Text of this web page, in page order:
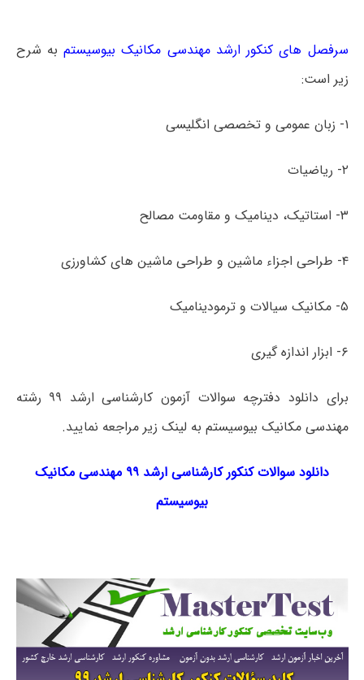
سرفصل های کنکور ارشد مهندسی مکانیک بیوسیستم به شرح
زیر است:
۱- زبان عمومی و تخصصی انگلیسی
۲- ریاضیات
۳- استاتیک، دینامیک و مقاومت مصالح
۴- طراحی اجزاء ماشین و طراحی ماشین های کشاورزی
۵- مکانیک سیالات و ترمودینامیک
۶- ابزار اندازه گیری
برای دانلود دفترچه سوالات آزمون کارشناسی ارشد ۹۹ رشته
مهندسی مکانیک بیوسیستم به لینک زیر مراجعه نمایید.
دانلود سوالات کنکور کارشناسی ارشد ۹۹ مهندسی مکانیک
بیوسیستم